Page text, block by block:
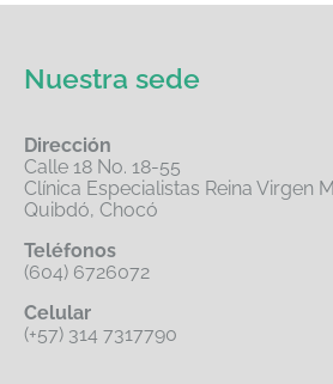
Nuestra sede
Dirección
Calle 18 No. 18-55
Clínica Especialistas Reina Virgen
Quibdó, Chocó
Teléfonos
(604) 6726072
Celular
(+57) 314 7317790